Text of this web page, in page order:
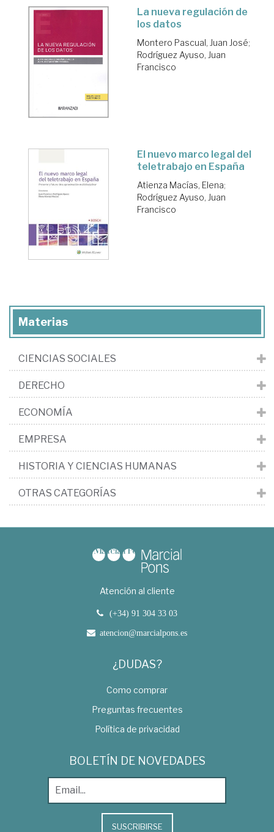
La nueva regulación de
los datos
Montero Pascual, Juan José;
Rodríguez Ayuso, Juan
Francisco
El nuevo marco legal del
teletrabajo en España
Atienza Macías, Elena;
Rodríguez Ayuso, Juan
Francisco
Materias
CIENCIAS SOCIALES
DERECHO
ECONOMÍA
EMPRESA
HISTORIA Y CIENCIAS HUMANAS
OTRAS CATEGORÍAS
Atención al cliente
(+34) 91 304 33 03
atencion@marcialpons.es
¿DUDAS?
Como comprar
Preguntas frecuentes
Política de privacidad
BOLETÍN DE NOVEDADES
SUSCRIBIRSE